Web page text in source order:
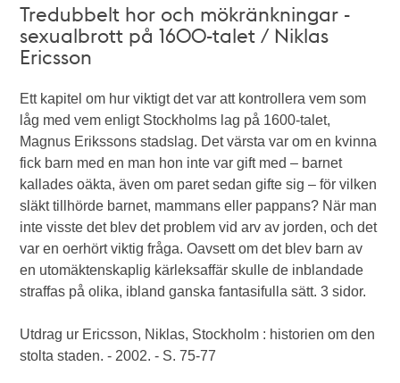
Tredubbelt hor och mökränkningar -
sexualbrott på 1600-talet / Niklas
Ericsson
Ett kapitel om hur viktigt det var att kontrollera vem som
låg med vem enligt Stockholms lag på 1600-talet,
Magnus Erikssons stadslag. Det värsta var om en kvinna
fick barn med en man hon inte var gift med – barnet
kallades oäkta, även om paret sedan gifte sig – för vilken
släkt tillhörde barnet, mammans eller pappans? När man
inte visste det blev det problem vid arv av jorden, och det
var en oerhört viktig fråga. Oavsett om det blev barn av
en utomäktenskaplig kärleksaffär skulle de inblandade
straffas på olika, ibland ganska fantasifulla sätt. 3 sidor.
Utdrag ur Ericsson, Niklas, Stockholm : historien om den
stolta staden. - 2002. - S. 75-77